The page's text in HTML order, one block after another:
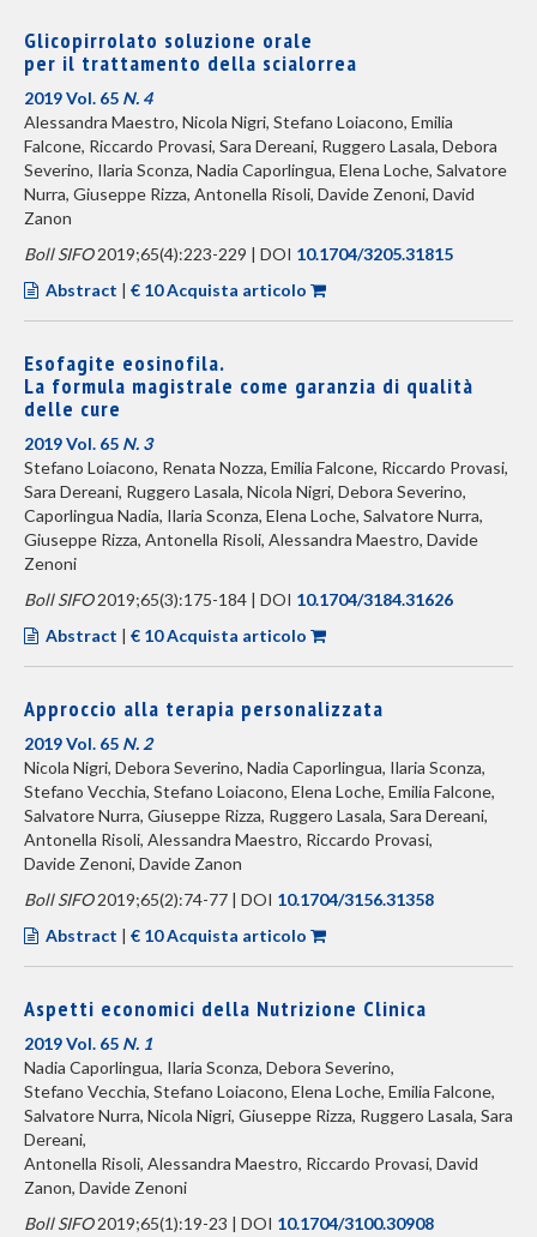
Glicopirrolato soluzione orale
per il trattamento della scialorrea
2019 Vol. 65 N. 4
Alessandra Maestro, Nicola Nigri, Stefano Loiacono, Emilia
Falcone, Riccardo Provasi, Sara Dereani, Ruggero Lasala, Debora
Severino, Ilaria Sconza, Nadia Caporlingua, Elena Loche, Salvatore
Nurra, Giuseppe Rizza, Antonella Risoli, Davide Zenoni, David
Zanon
Boll SIFO2019;65(4):223-229 | DOI 10.1704/3205.31815
Abstract | € 10 Acquista articolo
Esofagite eosinofila.
La formula magistrale come garanzia di qualità
delle cure
2019 Vol. 65 N. 3
Stefano Loiacono, Renata Nozza, Emilia Falcone, Riccardo Provasi,
Sara Dereani, Ruggero Lasala, Nicola Nigri, Debora Severino,
Caporlingua Nadia, Ilaria Sconza, Elena Loche, Salvatore Nurra,
Giuseppe Rizza, Antonella Risoli, Alessandra Maestro, Davide
Zenoni
Boll SIFO2019;65(3):175-184 | DOI 10.1704/3184.31626
Abstract | € 10 Acquista articolo
Approccio alla terapia personalizzata
2019 Vol. 65 N. 2
Nicola Nigri, Debora Severino, Nadia Caporlingua, Ilaria Sconza,
Stefano Vecchia, Stefano Loiacono, Elena Loche, Emilia Falcone,
Salvatore Nurra, Giuseppe Rizza, Ruggero Lasala, Sara Dereani,
Antonella Risoli, Alessandra Maestro, Riccardo Provasi,
Davide Zenoni, Davide Zanon
Boll SIFO2019;65(2):74-77 | DOI 10.1704/3156.31358
Abstract | € 10 Acquista articolo
Aspetti economici della Nutrizione Clinica
2019 Vol. 65 N. 1
Nadia Caporlingua, Ilaria Sconza, Debora Severino,
Stefano Vecchia, Stefano Loiacono, Elena Loche, Emilia Falcone,
Salvatore Nurra, Nicola Nigri, Giuseppe Rizza, Ruggero Lasala, Sara
Dereani,
Antonella Risoli, Alessandra Maestro, Riccardo Provasi, David
Zanon, Davide Zenoni
Boll SIFO2019;65(1):19-23 | DOI 10.1704/3100.30908